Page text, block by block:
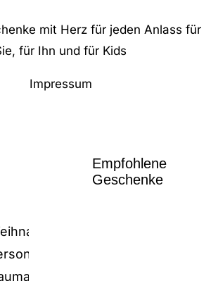
mit Herz für jeden Anlass für
für Ihn und für Kids
Impressum
Empfohlene
Geschenke